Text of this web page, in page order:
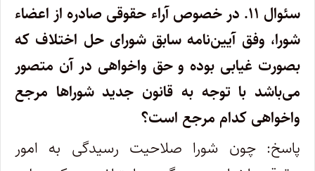
سئوال ۱۱.
در خصوص آراء حقوقی صادره از اعضاء
شورا، وفق آیین‌نامه سابق شورای حل اختلاف که
بصورت غیابی بوده و حق واخواهی در آن متصور
می‌باشد با توجه به قانون جدید شوراها مرجع
واخواهی کدام مرجع است؟
پاسخ: چون شورا صلاحیت رسیدگی به امور